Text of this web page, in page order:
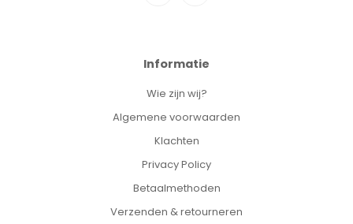
Informatie
Wie zijn wij?
Algemene voorwaarden
Klachten
Privacy Policy
Betaalmethoden
Verzenden & retourneren